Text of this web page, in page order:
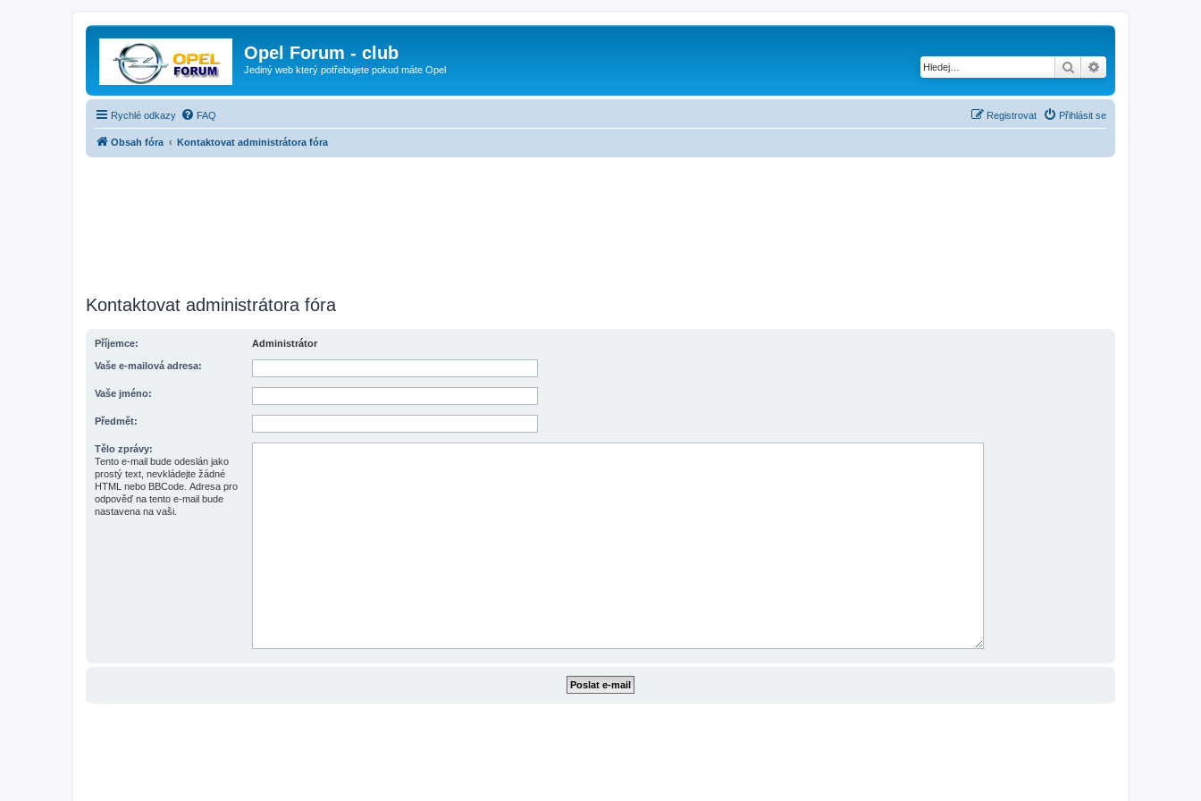
Opel Forum - club
Jediný web který potřebujete pokud máte Opel Hledat
Rychlé odkazy FAQ Přihlásit se
Registrovat
Obsah fóra Kontaktovat administrátora fóra
Kontaktovat administrátora fóra
Příjemce: Administrátor
Vaše e-mailová adresa:
Vaše jméno:
Předmět:
Tělo zprávy:
Tento e-mail bude odeslán jako
prostý text, nevkládejte žádné
HTML nebo BBCode. Adresa pro
odpověď na tento e-mail bude
nastavena na vaši.